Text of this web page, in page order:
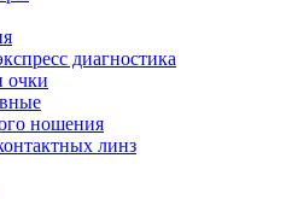
диагностика
очки
ношения
линз